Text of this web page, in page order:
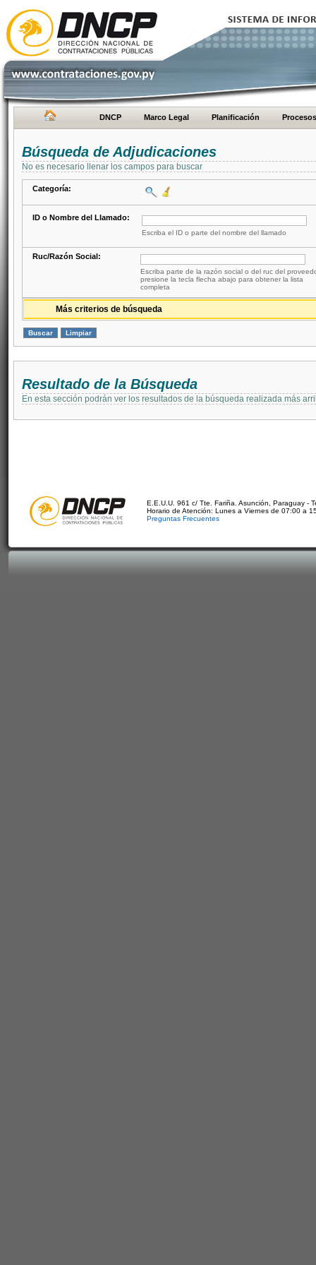
DNCP Marco Legal Planificación Procesos
Búsqueda de Adjudicaciones
No es necesario llenar los campos para buscar
Categoría:
ID o Nombre del Llamado:
Escriba el ID o parte del nombre del llamado
Ruc/Razón Social:
Escriba parte de la razón social o del ruc del
presione la tecla flecha abajo para obtener la lista
completa
Más criterios de búsqueda
Resultado de la Búsqueda
En esta sección podrán ver los resultados de la búsqueda realizada más
E.E.U.U. 961 c/ Tte. Fariña. Asunción, Paraguay -
Horario de Atención: Lunes a Viernes de 07:00 a
Preguntas Frecuentes